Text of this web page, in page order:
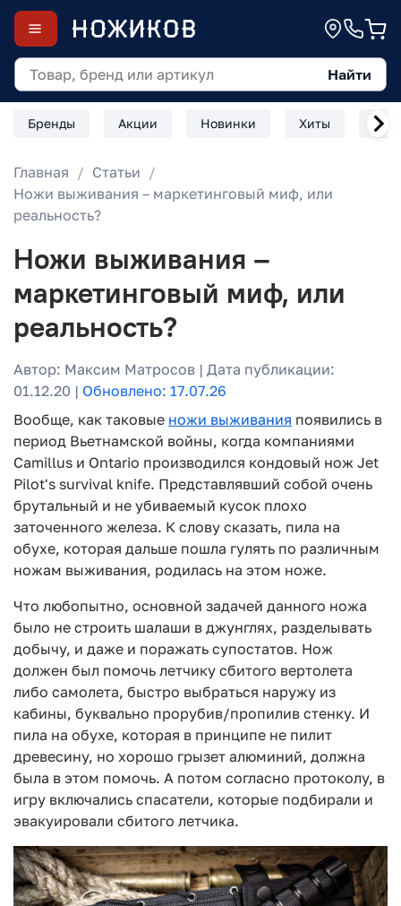
Найти
Бренды Акции Новинки Хиты
Главная
Статьи
Ножи выживания – маркетинговый миф, или
реальность?
Ножи выживания –
маркетинговый миф, или
реальность?
Автор: Максим Матросов | Дата публикации:
01.12.20 | Обновлено: 17.07.26
Вообще, как таковые ножи выживания появились в
период Вьетнамской войны, когда компаниями
Camillus и Ontario производился кондовый нож Jet
Pilot's survival knife. Представлявший собой очень
брутальный и не убиваемый кусок плохо
заточенного железа. К слову сказать, пила на
обухе, которая дальше пошла гулять по различным
ножам выживания, родилась на этом ноже.
Что любопытно, основной задачей данного ножа
было не строить шалаши в джунглях, разделывать
добычу, и даже и поражать супостатов. Нож
должен был помочь летчику сбитого вертолета
либо самолета, быстро выбраться наружу из
кабины, буквально прорубив/пропилив стенку. И
пила на обухе, которая в принципе не пилит
древесину, но хорошо грызет алюминий, должна
была в этом помочь. А потом согласно протоколу, в
игру включались спасатели, которые подбирали и
эвакуировали сбитого летчика.